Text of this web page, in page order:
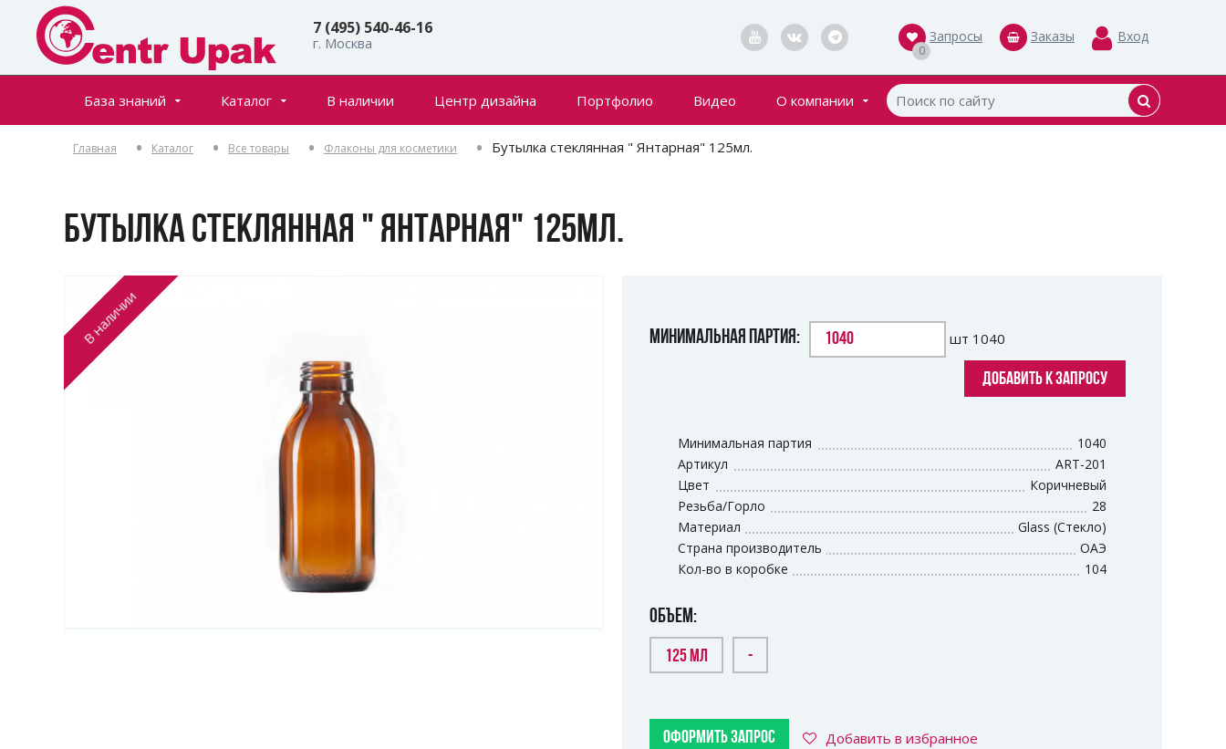
7 (495) 540-46-16
г. Москва 0
Запросы Заказы Вход
База знаний Каталог
Крышки
Спреи (распылители)
Пенообразователи
Триггеры (курковые распылители)
Ролл-оны
Тубы для косметики
В наличии Центр дизайна Портфолио Видео О компании
Главная Каталог Все товары Флаконы для косметики Бутылка стеклянная " Янтарная" 125мл.
БУТЫЛКА СТЕКЛЯННАЯ " ЯНТАРНАЯ" 125МЛ.
В наличии МИНИМАЛЬНАЯ ПАРТИЯ: шт 1040
ДОБАВИТЬ К ЗАПРОСУ
Минимальная партия
1040
Артикул
ART-201
Цвет
Коричневый
Резьба/Горло
28
Материал
Glass (Стекло)
Страна производитель
ОАЭ
Кол-во в коробке
104
ОБЪЕМ:
125 МЛ -
ОФОРМИТЬ ЗАПРОС Добавить в избранное